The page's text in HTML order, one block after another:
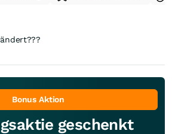
Bonus Aktion
geschenkt